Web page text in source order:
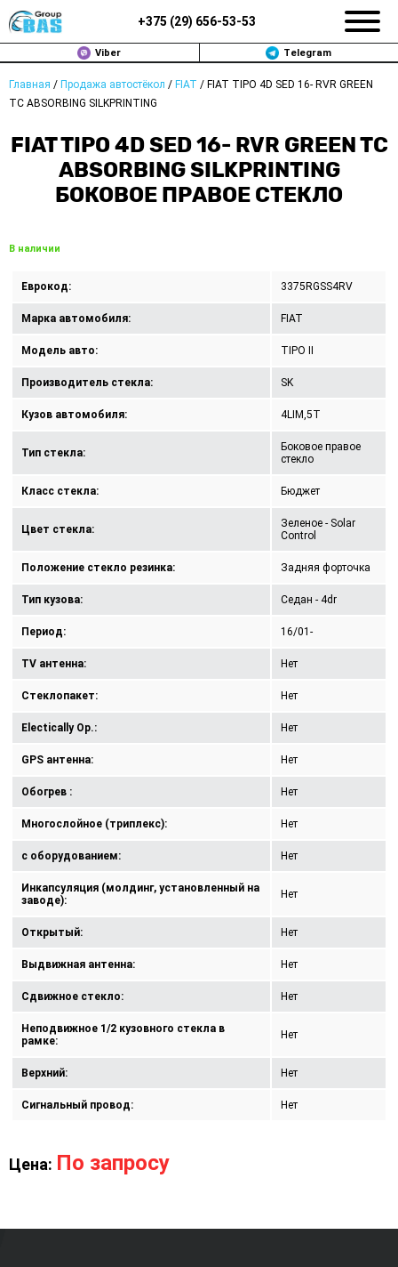
+375 (29) 656-53-53
Viber Telegram
Главная / Продажа автостёкол / FIAT / FIAT TIPO 4D SED 16- RVR GREEN
TC ABSORBING SILKPRINTING
FIAT TIPO 4D SED 16- RVR GREEN TC
ABSORBING SILKPRINTING
БОКОВОЕ ПРАВОЕ СТЕКЛО
В наличии
Еврокод: 3375RGSS4RV
Марка автомобиля: FIAT
Модель авто: TIPO II
Производитель стекла: SK
Кузов автомобиля: 4LIM,5T
Тип стекла:
Боковое правое
стекло
Класс стекла: Бюджет
Цвет стекла:
Зеленое - Solar
Control
Положение стекло резинка: Задняя форточка
Тип кузова: Седан - 4dr
Период: 16/01-
TV антенна: Нет
Стеклопакет: Нет
Electically Op.: Нет
GPS антенна: Нет
Обогрев : Нет
Многослойное (триплекс): Нет
с оборудованием: Нет
Инкапсуляция (молдинг, установленный на
заводе):
Нет
Открытый: Нет
Выдвижная антенна: Нет
Сдвижное стекло: Нет
Неподвижное 1/2 кузовного стекла в
рамке:
Нет
Верхний: Нет
Сигнальный провод: Нет
Цена: По запросу
ЗАМЕНА АВТОСТЕКОЛ В МИНСКЕ
ПРОДАЖА АВТОСТЁКОЛ
РЕМОНТ
ПОЛИТИКА КОНФИДЕНЦИАЛЬНОСТИ